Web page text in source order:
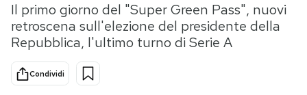
Tecnologia
Internet
Scienza
Cultura
Economia
Storie/Idee
Ok Boomer!
Media
Il primo giorno del "Super Green Pass", nuovi
retroscena sull'elezione del presidente della
Repubblica, l'ultimo turno di Serie A
Condividi